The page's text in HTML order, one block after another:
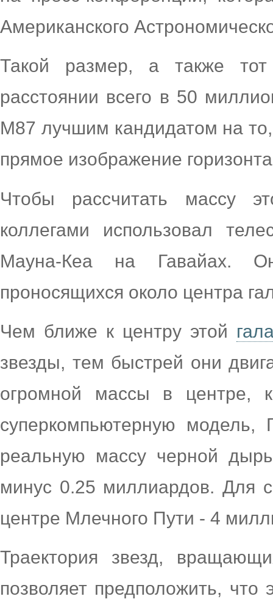
Американского
Такой размер, а также
расстоянии всего в 50
M87 лучшим кандидатом на
прямое изображение
Чтобы рассчитать массу
коллегами использовал
Мауна-Кеа на Гавайах.
проносящихся около центра
Чем ближе к центру этой
звезды, тем быстрей они
огромной массы в центре,
суперкомпьютерную модель,
реальную массу черной
минус 0.25 миллиардов. Для
центре Млечного Пути - 4
Траектория звезд,
позволяет предположить, что